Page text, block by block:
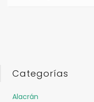
Categorías
Alacrán